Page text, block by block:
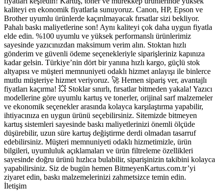
kaliteyi en ekonomik fiyatlarla sunuyoruz. Canon, HP, Epson ve
Brother uyumlu ürünlerde kaçırılmayacak fırsatlar sizi bekliyor.
Pahalı baskı maliyetlerine son! Aynı kaliteyi çok daha uygun fiyatla
elde edin. %100 uyumlu ve yüksek performanslı ürünlerimiz
sayesinde yazıcınızdan maksimum verim alın. Stoktan hızlı
gönderim ve güvenli ödeme seçenekleriyle siparişleriniz kapınıza
kadar gelsin. Türkiye’nin dört bir yanına hızlı kargo, güçlü stok
altyapısı ve müşteri memnuniyeti odaklı hizmet anlayışı ile binlerce
mutlu müşteriye hizmet veriyoruz. 🚀 Hemen sipariş ver, avantajlı
fiyatları kaçırma! 💥 Stoklar sınırlı, fırsatlar bitmeden yakala! Yazıcı
modellerine göre uyumlu kartuş ve tonerler, orijinal sarf malzemeler
ve ekonomik seçenekler arasında kolayca karşılaştırma yapabilir,
ihtiyacınıza en uygun ürünü seçebilirsiniz. Sitemizde bitmeyen
kartuş sistemleri sayesinde baskı maliyetlerinizi önemli ölçüde
düşürebilir, uzun süre kartuş değiştirme derdi olmadan tasarruf
edebilirsiniz. Müşteri memnuniyeti odaklı hizmetimizle, ürün
bilgileri, uyumluluk açıklamaları ve ürün filtreleme özellikleri
sayesinde doğru ürünü hızlıca bulabilir, siparişinizin takibini kolayca
yapabilirsiniz. Siz de bugün hemen BitmeyenKartus.com.tr’yi
ziyaret edin, baskı malzemelerinizi zahmetsizce temin edin.
İletişim